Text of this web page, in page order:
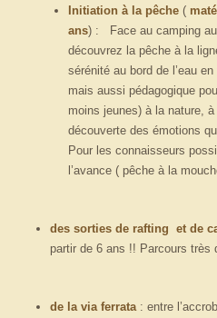
Initiation à la pêche (
ans) : Face au camping au
découvrez la pêche à la
sérénité au bord de l’eau
mais aussi pédagogique
moins jeunes) à la nature,
découverte des émotions
Pour les connaisseurs
l’avance ( pêche à la
des sorties de rafting et de
partir de 6 ans !! Parcours très
de la via ferrata : entre